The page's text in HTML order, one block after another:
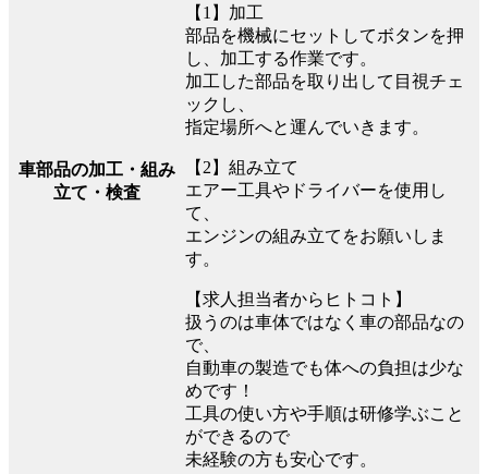
車部品の加工・組み
立て・検査
【1】加工
部品を機械にセットしてボタンを押
し、加工する作業です。
加工した部品を取り出して目視チェ
ックし、
指定場所へと運んでいきます。
【2】組み立て
エアー工具やドライバーを使用し
て、
エンジンの組み立てをお願いしま
す。
【求人担当者からヒトコト】
扱うのは車体ではなく車の部品なの
で、
自動車の製造でも体への負担は少な
めです！
工具の使い方や手順は研修学ぶこと
ができるので
未経験の方も安心です。